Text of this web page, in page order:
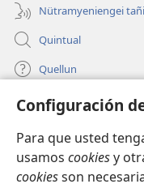
Configuración
Para que usted
usamos cookiesy
cookiesson
Nütramyeniengei
Quintual
Quellun
Tami
quiñe
hue
pestaña
mu)
INTERNET
(peafiel
quiñe